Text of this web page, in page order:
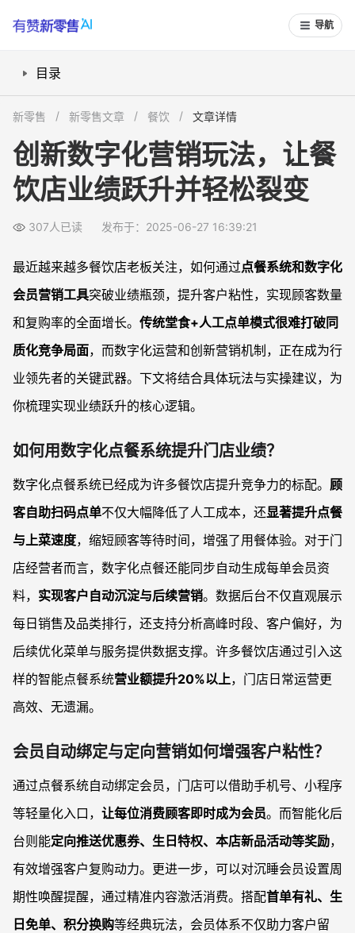
导航
目录
充值免单、共享股东等新玩法如何实现客户裂变？
如何用优惠券和组合套餐带动多次消费？
常见问题
数字化点餐系统容易上手吗？老年顾客适应吗？
新零售 新零售文章 餐饮 文章详情
创新数字化营销玩法，让餐
饮店业绩跃升并轻松裂变
307人已读 发布于：2025-06-27 16:39:21
最近越来越多餐饮店老板关注，如何通过点餐系统和数字化
会员营销工具突破业绩瓶颈，提升客户粘性，实现顾客数量
和复购率的全面增长。 传统堂食+人工点单模式很难打破同
质化竞争局面，而数字化运营和创新营销机制，正在成为行
业领先者的关键武器。下文将结合具体玩法与实操建议，为
你梳理实现业绩跃升的核心逻辑。
如何用数字化点餐系统提升门店业绩？
数字化点餐系统已经成为许多餐饮店提升竞争力的标配。 顾
客自助扫码点单不仅大幅降低了人工成本，还显著提升点餐
与上菜速度，缩短顾客等待时间，增强了用餐体验。对于门
店经营者而言，数字化点餐还能同步自动生成每单会员资
料， 实现客户自动沉淀与后续营销。数据后台不仅直观展示
每日销售及品类排行，还支持分析高峰时段、客户偏好，为
后续优化菜单与服务提供数据支撑。许多餐饮店通过引入这
样的智能点餐系统营业额提升20%以上，门店日常运营更
高效、无遗漏。
会员自动绑定与定向营销如何增强客户粘性？
通过点餐系统自动绑定会员，门店可以借助手机号、小程序
等轻量化入口， 让每位消费顾客即时成为会员。而智能化后
台则能定向推送优惠券、生日特权、本店新品活动等奖励，
有效增强客户复购动力。更进一步，可以对沉睡会员设置周
期性唤醒提醒，通过精准内容激活消费。搭配首单有礼、生
日免单、积分换购等经典玩法，会员体系不仅助力客户留